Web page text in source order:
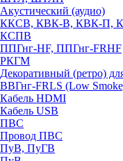
Акустический (аудио)
ККСВ, КВК-В, КВК-П,
КСПВ
ППГнг-HF, ППГнг-FRHF
РКГМ
Декоративный (ретро)
ВВГнг-FRLS (Low
Кабель HDMI
Кабель USB
ПВС
Провод ПВС
ПуВ, ПуГВ